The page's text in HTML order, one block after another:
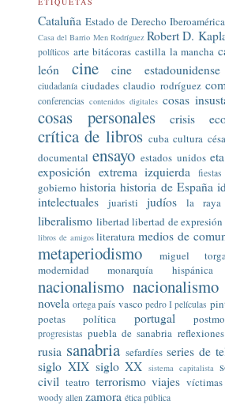
Cataluña Estado de Derecho Iberoamérica
Casa del Barrio Men Rodríguez Robert D.
políticos arte bitácoras castilla la mancha
león
cine cine estadounidense
ciudadanía ciudades claudio rodríguez
conferencias contenidos digitales cosas
cosas personales crisis
crítica de libros cuba cultura
documental ensayo estados unidos eta
exposición extrema izquierda fiestas
gobierno historia historia de España
intelectuales
juaristi judíos la raya
liberalismo libertad libertad de expresión
libros de amigos literatura medios de
metaperiodismo miguel
modernidad monarquía hispánica
nacionalismo nacionalismo
novela ortega país vasco pedro I películas
poetas política portugal
progresistas puebla de sanabria reflexiones
rusia sanabria sefardíes series de
siglo XIX siglo XX sistema capitalista
civil teatro terrorismo viajes
woody allen zamora ética pública